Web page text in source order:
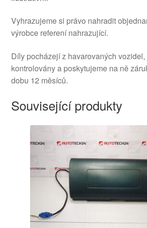
Vyhrazujeme si právo nahradit
výrobce referení nahrazující.
Díly pocházejí z havarovaných
kontrolovány a poskytujeme na ně
dobu 12 měsíců.
Související produkty